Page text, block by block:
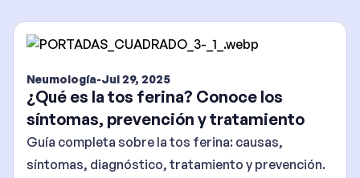
Neumología-Jul 29, 2025
¿Qué es la tos ferina? Conoce los
síntomas, prevención y tratamiento
Guía completa sobre la tos ferina: causas,
síntomas, diagnóstico, tratamiento y prevención.